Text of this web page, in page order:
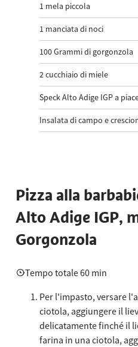
1 mela piccola
1 manciata di noci
100Grammi di gorgonzola
2cucchiaio di miele
Speck Alto Adige IGP a
Insalata di campo e
Pizza alla
Alto Adige IGP,
Gorgonzola
Tempo totale 60 min
Per l'impasto, versare
ciotola, aggiungere il
delicatamente finché il
farina in una ciotola,